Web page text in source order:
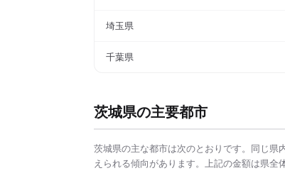
埼玉県
千葉県
茨城県の主要都市
茨城県の主な都市は次のとおりです。同じ県内
えられる傾向があります。上記の金額は県全